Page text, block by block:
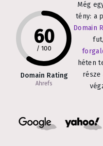
60
/ 100
Domain Rating
Ahrefs
Még
tény: a
Domain
fut,
héten
része